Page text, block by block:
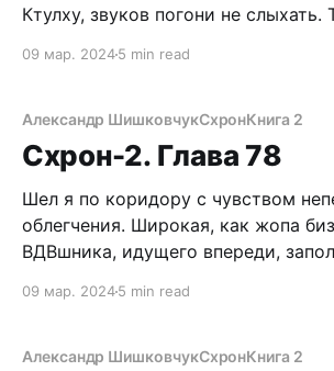
Ктулху, звуков погони не слыхать.
рвущейся паутины, да тяжелый
канализация такая? Где колодцы,
наверх? Кстати, о колодцах. Пять
09 мар. 20245 min read
Александр ШишковчукСхронКнига 2
Схрон-2. Глава 78
Шел я по коридору с чувством
облегчения. Широкая, как жопа
ВДВшника, идущего впереди,
убитых конвоиров. Бля, этот
Присев, с содроганием принялся
09 мар. 20245 min read
Александр ШишковчукСхронКнига 2